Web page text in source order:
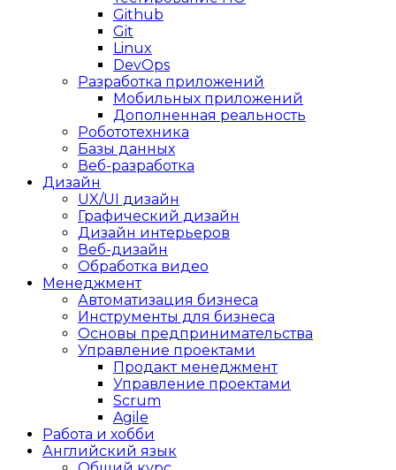
Github
Git
Linux
DevOps
Разработка приложений
Мобильных приложений
Дополненная реальность
Робототехника
Базы данных
Веб-разработка
Дизайн
UX/UI дизайн
Графический дизайн
Дизайн интерьеров
Веб-дизайн
Обработка видео
Менеджмент
Автоматизация бизнеса
Инструменты для бизнеса
Основы предпринимательства
Управление проектами
Продакт менеджмент
Управление проектами
Scrum
Agile
Работа и хобби
Английский язык